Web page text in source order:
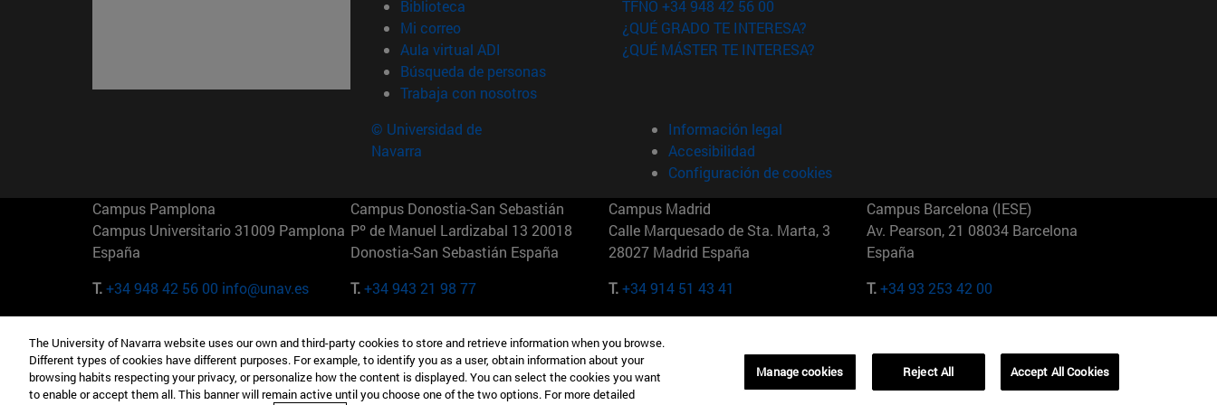
Biblioteca (abre en nueva ventana)
Mi correo(abre en nueva ventana)
Aula virtual ADI (abre en nueva ventana)
Búsqueda de personas(abre en nueva ventana)
Trabaja con nosotros(abre en nueva ventana)
TFNO +34 948 42 56 00
¿QUÉ GRADO TE INTERESA?
¿QUÉ MÁSTER TE INTERESA?
© Universidad de
Navarra
Información legal
Accesibilidad
Configuración de cookies
Campus Pamplona
Campus Universitario 31009 Pamplona
España
T.+34 948 42 56 00 info@unav.es
Campus Donostia-San Sebastián
Pº de Manuel Lardizabal 13 20018
Donostia-San Sebastián España
T.+34 943 21 98 77
Campus Madrid
Calle Marquesado de Sta. Marta, 3
28027 Madrid España
T.+34 914 51 43 41
Campus Barcelona (IESE)
Av. Pearson, 21 08034 Barcelona
España
T.+34 93 253 42 00
Camino del Cerro Águila 3 28023
Madrid España
165 W 57th St 10019-2201 Nueva York
EE.UU
Maria-Theresia-Straße 15 81675
Múnich Alemania
01321001 Bela Vista Brasil
The University of Navarra website uses our own and third-party cookies to store and retrieve information when you browse.
Different types of cookies have different purposes. For example, to identify you as a user, obtain information about your
browsing habits respecting your privacy, or personalize how the content is displayed. You can select the cookies you want
to enable or accept them all. This banner will remain active until you choose one of the two options. For more detailed
Manage cookies Reject All Accept All Cookies